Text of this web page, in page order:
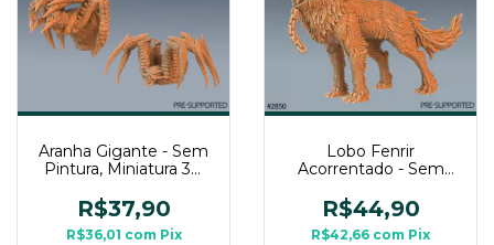
Aranha Gigante - Sem
Pintura, Miniatura 3D
Mesa
R$37,90
R$36,01 com Pix
Lobo Fenrir
Acorrentado - Sem
Grande Para Rpg de
Mesa
R$44,90
R$42,66 com Pix